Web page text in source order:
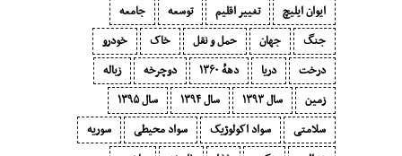
ایوان ایلیچ
تغییر اقلیم توسعه
جامعه
جنگ
جهان حمل و نقل خاک
خودرو
درخت
دریا دههٔ ۱‍۳۶۰ دوچرخه
زباله
زمین
سال ۱۳۹۳ سال ۱۳۹۴
سال ۱۳۹۵
سلامتی
سواد اکولوژیک سواد محیطی
سوریه